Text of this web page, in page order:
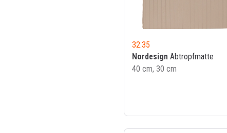
32.35
Nordesign Abtropfmatte
40 cm, 30 cm